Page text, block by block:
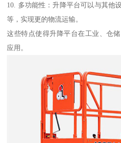
10. 多功能性：升降平台可以与其他
等，实现更的物流运输。
这些特点使得升降平台在工业、仓
应用。